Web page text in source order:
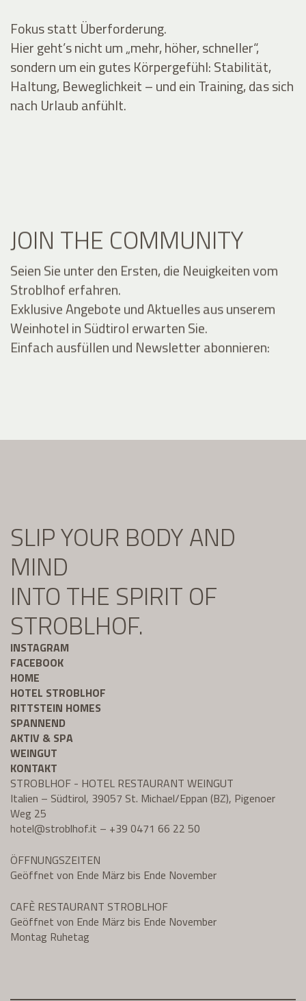
Fokus statt Überforderung.
Hier geht’s nicht um „mehr, höher, schneller“,
sondern um ein gutes Körpergefühl: Stabilität,
Haltung, Beweglichkeit – und ein Training, das sich
nach Urlaub anfühlt.
JOIN THE COMMUNITY
Seien Sie unter den Ersten, die Neuigkeiten vom
Stroblhof erfahren.
Exklusive Angebote und Aktuelles aus unserem
Weinhotel in Südtirol erwarten Sie.
Einfach ausfüllen und Newsletter abonnieren:
SLIP YOUR BODY AND
MIND
INTO THE SPIRIT OF
STROBLHOF.
INSTAGRAM
FACEBOOK
HOME
HOTEL STROBLHOF
RITTSTEIN HOMES
SPANNEND
AKTIV & SPA
WEINGUT
KONTAKT
STROBLHOF - HOTEL RESTAURANT WEINGUT
Italien – Südtirol, 39057 St. Michael/Eppan (BZ), Pigenoer
Weg 25
hotel@stroblhof.it – +39 0471 66 22 50
ÖFFNUNGSZEITEN
Geöffnet von Ende März bis Ende November
CAFÈ RESTAURANT STROBLHOF
Geöffnet von Ende März bis Ende November
Montag Ruhetag